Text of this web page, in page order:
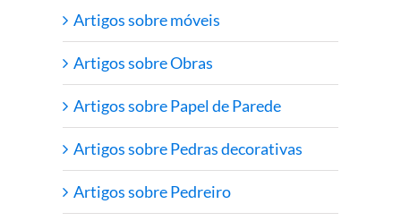
Artigos sobre móveis
Artigos sobre Obras
Artigos sobre Papel de Parede
Artigos sobre Pedras decorativas
Artigos sobre Pedreiro